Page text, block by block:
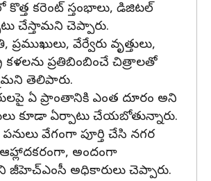
కొత్త కరెంట్ స్తంభాలు, డిజిటల్
చేస్తామని చెప్పారు.
ప్రముఖులు, వేర్వేరు వృత్తులు,
కళలను ప్రతిబింబించే చిత్రాలతో
తెలిపారు.
ఏ ప్రాంతానికి ఎంత దూరం అని
కూడా ఏర్పాటు చేయబోతున్నారు.
వేగంగా పూర్తి చేసి నగర
అందంగా
జీహెచ్‌ఎంసీ అధికారులు చెప్పారు.